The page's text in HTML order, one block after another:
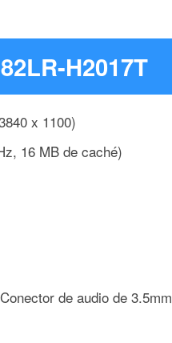
H2017T
x 1100)
16 MB de caché)
de audio de 3.5mm